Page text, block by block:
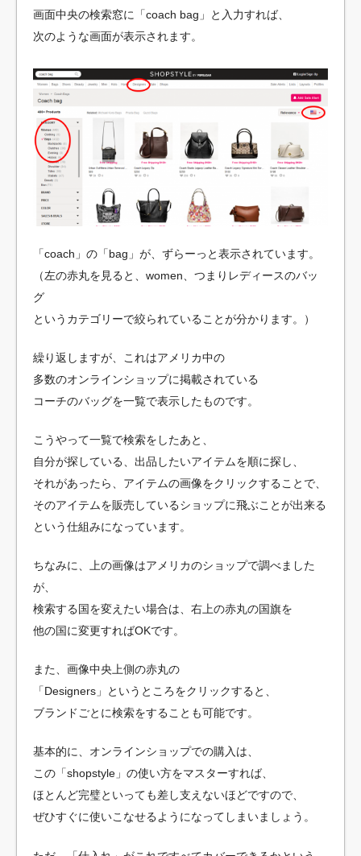
画面中央の検索窓に「coach bag」と入力すれば、
次のような画面が表示されます。
「coach」の「bag」が、ずらーっと表示されています。
（左の赤丸を見ると、women、つまりレディースのバッ
グ
というカテゴリーで絞られていることが分かります。）
繰り返しますが、これはアメリカ中の
多数のオンラインショップに掲載されている
コーチのバッグを一覧で表示したものです。
こうやって一覧で検索をしたあと、
自分が探している、出品したいアイテムを順に探し、
それがあったら、アイテムの画像をクリックすることで、
そのアイテムを販売しているショップに飛ぶことが出来る
という仕組みになっています。
ちなみに、上の画像はアメリカのショップで調べました
が、
検索する国を変えたい場合は、右上の赤丸の国旗を
他の国に変更すればOKです。
また、画像中央上側の赤丸の
「Designers」というところをクリックすると、
ブランドごとに検索をすることも可能です。
基本的に、オンラインショップでの購入は、
この「shopstyle」の使い方をマスターすれば、
ほとんど完璧といっても差し支えないほどですので、
ぜひすぐに使いこなせるようになってしまいましょう。